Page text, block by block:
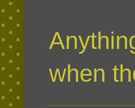
when